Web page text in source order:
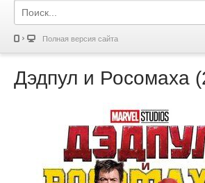
Полная версия сайта
Дэдпул и Росомаха